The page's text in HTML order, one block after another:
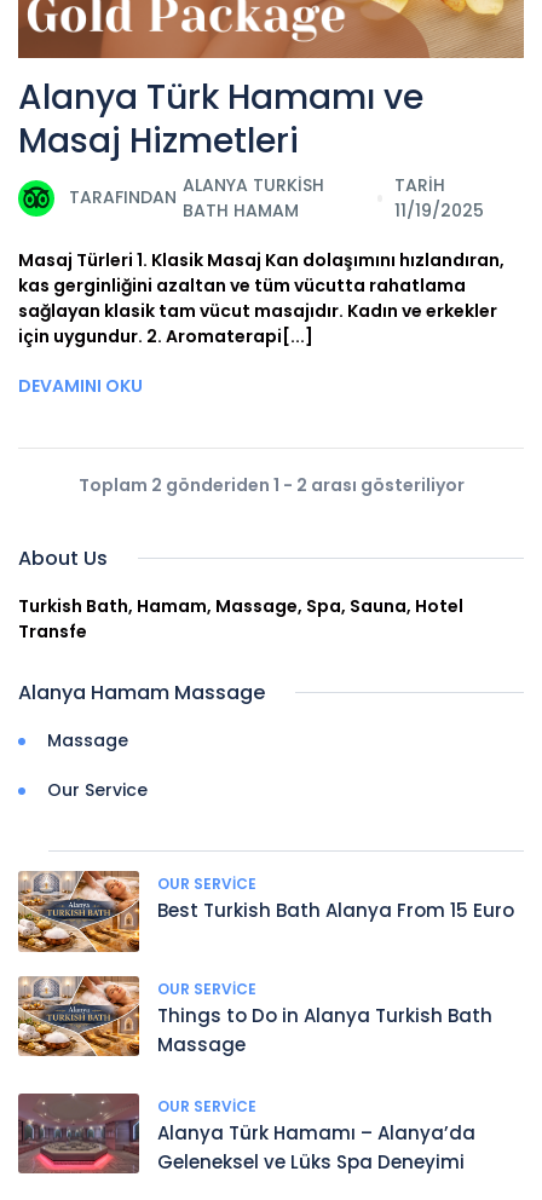
Alanya Türk Hamamı ve
Masaj Hizmetleri
TARAFINDAN
ALANYA TURKISH
BATH HAMAM
TARİH
11/19/2025
Masaj Türleri 1. Klasik Masaj Kan dolaşımını hızlandıran,
kas gerginliğini azaltan ve tüm vücutta rahatlama
sağlayan klasik tam vücut masajıdır. Kadın ve erkekler
için uygundur. 2. Aromaterapi[...]
DEVAMINI OKU
Toplam 2 gönderiden 1 - 2 arası gösteriliyor
About Us
Turkish Bath, Hamam, Massage, Spa, Sauna, Hotel
Transfe
Alanya Hamam Massage
Massage
Our Service
OUR SERVICE
Best Turkish Bath Alanya From 15 Euro
OUR SERVICE
Things to Do in Alanya Turkish Bath
Massage
OUR SERVICE
Alanya Türk Hamamı – Alanya’da
Geleneksel ve Lüks Spa Deneyimi